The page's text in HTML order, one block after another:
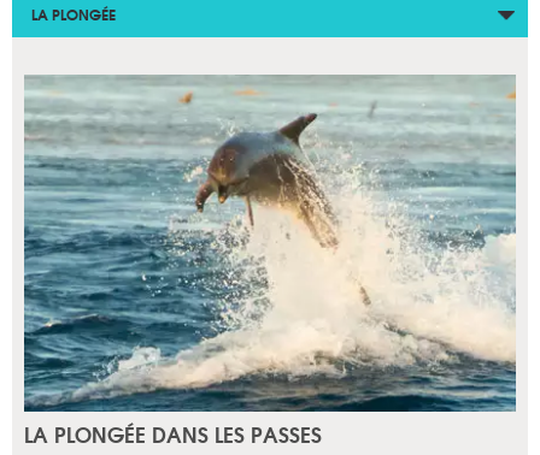
LA PLONGÉE
LA PLONGÉE DANS LES PASSES